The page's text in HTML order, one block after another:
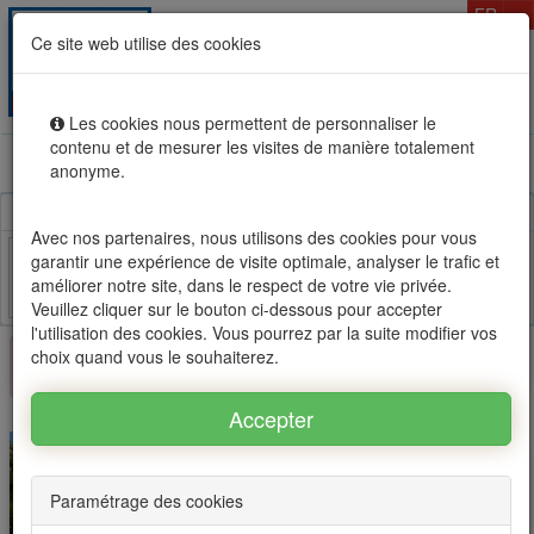
Ce site web utilise des cookies
Les cookies nous permettent de personnaliser le
contenu et de mesurer les visites de manière totalement
anonyme.
Avec nos partenaires, nous utilisons des cookies pour vous
garantir une expérience de visite optimale, analyser le trafic et
améliorer notre site, dans le respect de votre vie privée.
Veuillez cliquer sur le bouton ci-dessous pour accepter
l'utilisation des cookies. Vous pourrez par la suite modifier vos
choix quand vous le souhaiterez.
Paramétrage des cookies
FR
Location vente immobilier à l'Ile Maurice, OFIM réseau
Facebook Twitter Email
Ce bien n'est plus disponible